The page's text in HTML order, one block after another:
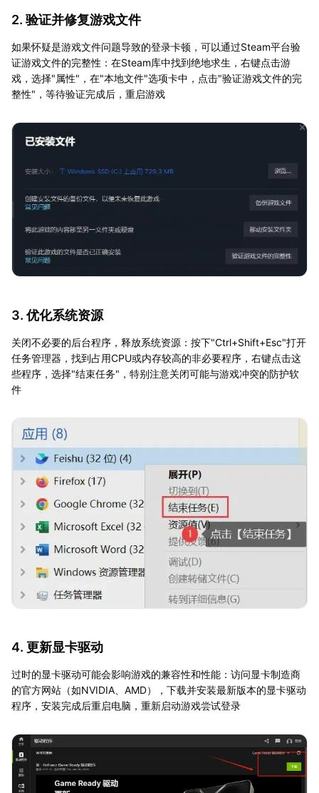
2. 验证并修复游戏文件
如果怀疑是游戏文件问题导致的登录卡顿，可以通过Steam平台验
证游戏文件的完整性：在Steam库中找到绝地求生，右键点击游
戏，选择"属性"，在"本地文件"选项卡中，点击"验证游戏文件的完
整性"，等待验证完成后，重启游戏
3. 优化系统资源
关闭不必要的后台程序，释放系统资源：按下"Ctrl+Shift+Esc"打开
任务管理器，找到占用CPU或内存较高的非必要程序，右键点击这
些程序，选择"结束任务"，特别注意关闭可能与游戏冲突的防护软
件
4. 更新显卡驱动
过时的显卡驱动可能会影响游戏的兼容性和性能：访问显卡制造商
的官方网站（如NVIDIA、AMD），下载并安装最新版本的显卡驱动
程序，安装完成后重启电脑，重新启动游戏尝试登录